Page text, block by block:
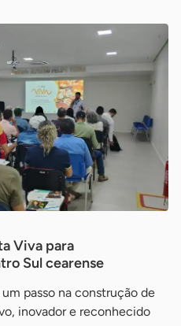
Viva para
Sul cearense
passo na construção de
inovador e reconhecido